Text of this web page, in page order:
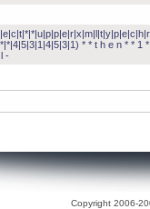
* * t h e n * * 1
-
Copyright 2006-